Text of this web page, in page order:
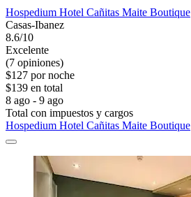
Hospedium Hotel Cañitas Maite Boutique
Casas-Ibanez
8.6/10
Excelente
(7 opiniones)
$127 por noche
$139 en total
8 ago - 9 ago
Total con impuestos y cargos
Hospedium Hotel Cañitas Maite Boutique